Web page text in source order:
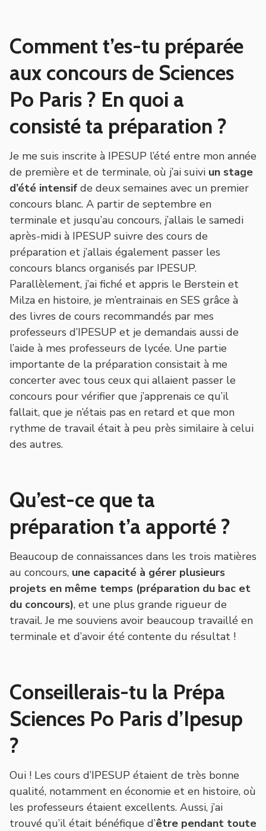
Comment t’es-tu préparée
aux concours de Sciences
Po Paris ? En quoi a
consisté ta préparation ?
Je me suis inscrite à IPESUP l’été entre mon année
de première et de terminale, où j’ai suivi un stage
d’été intensif de deux semaines avec un premier
concours blanc. A partir de septembre en
terminale et jusqu’au concours, j’allais le samedi
après-midi à IPESUP suivre des cours de
préparation et j’allais également passer les
concours blancs organisés par IPESUP.
Parallèlement, j’ai fiché et appris le Berstein et
Milza en histoire, je m’entrainais en SES grâce à
des livres de cours recommandés par mes
professeurs d’IPESUP et je demandais aussi de
l’aide à mes professeurs de lycée. Une partie
importante de la préparation consistait à me
concerter avec tous ceux qui allaient passer le
concours pour vérifier que j’apprenais ce qu’il
fallait, que je n’étais pas en retard et que mon
rythme de travail était à peu près similaire à celui
des autres.
Qu’est-ce que ta
préparation t’a apporté ?
Beaucoup de connaissances dans les trois matières
au concours, une capacité à gérer plusieurs
projets en même temps (préparation du bac et
du concours), et une plus grande rigueur de
travail. Je me souviens avoir beaucoup travaillé en
terminale et d’avoir été contente du résultat !
Conseillerais-tu la Prépa
Sciences Po Paris d’Ipesup
?
Oui ! Les cours d’IPESUP étaient de très bonne
qualité, notamment en économie et en histoire, où
les professeurs étaient excellents. Aussi, j’ai
trouvé qu’il était bénéfique d’être pendant toute